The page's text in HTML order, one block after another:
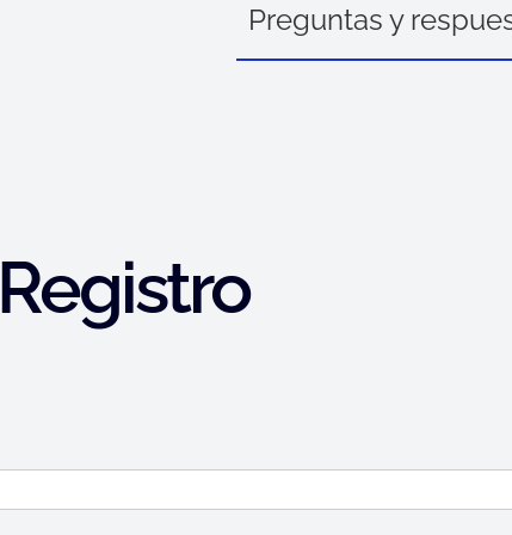
Preguntas y
Registro